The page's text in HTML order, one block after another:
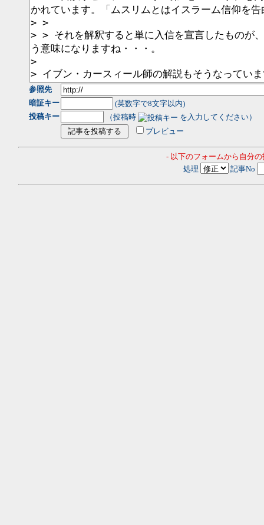
参照先
暗証キー
(英数字で8文字以内)
投稿キー
（投稿時
を入力してください）
プレビュー
- 以下のフォームから自分
処理
記事No